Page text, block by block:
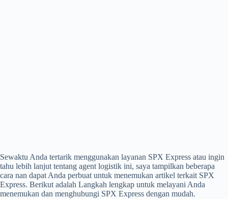
Sewaktu Anda tertarik menggunakan layanan SPX Express atau ingin
tahu lebih lanjut tentang agent logistik ini, saya tampilkan beberapa
cara nan dapat Anda perbuat untuk menemukan artikel terkait SPX
Express. Berikut adalah Langkah lengkap untuk melayani Anda
menemukan dan menghubungi SPX Express dengan mudah.